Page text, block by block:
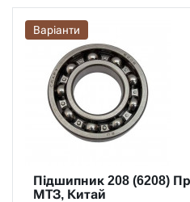
Варіанти
Підшипник 208 (6208)
МТЗ, Китай